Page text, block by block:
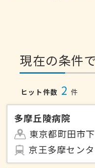
現在の条件
ヒット件数 2 件
多摩丘陵病院
東京都町田市
京王多摩セン